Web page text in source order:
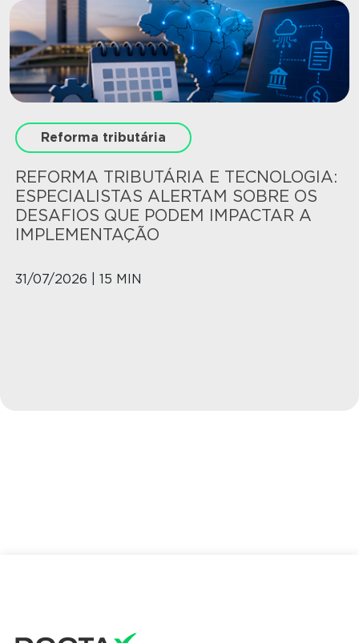
Reforma tributária
REFORMA TRIBUTÁRIA E TECNOLOGIA:
ESPECIALISTAS ALERTAM SOBRE OS
DESAFIOS QUE PODEM IMPACTAR A
IMPLEMENTAÇÃO
31/07/2026 | 15 MIN